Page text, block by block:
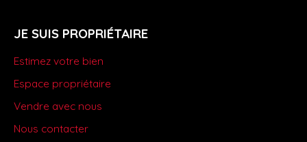
JE SUIS PROPRIÉTAIRE
Estimez votre bien
Espace propriétaire
Vendre avec nous
Nous contacter